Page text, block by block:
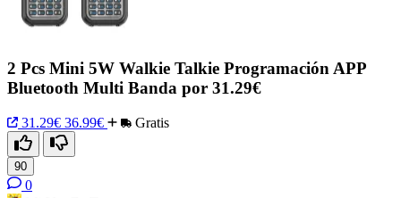
2 Pcs Mini 5W Walkie Talkie Programación APP
Bluetooth Multi Banda por 31.29€
31.29€ 36.99€ Gratis
90
0